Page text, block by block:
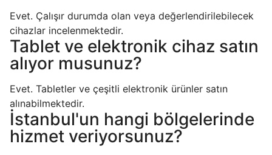
Evet. Çalışır durumda olan veya değerlendirilebilecek
cihazlar incelenmektedir.
Tablet ve elektronik cihaz satın
alıyor musunuz?
Evet. Tabletler ve çeşitli elektronik ürünler satın
alınabilmektedir.
İstanbul'un hangi bölgelerinde
hizmet veriyorsunuz?